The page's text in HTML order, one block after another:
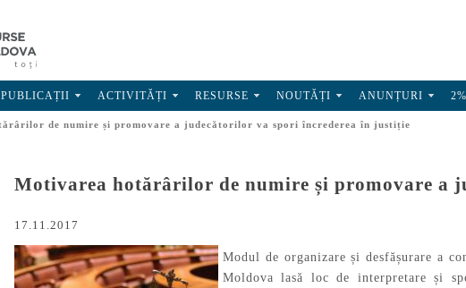
PUBLICAȚII ACTIVITĂȚI RESURSE NOUTĂȚI ANUNȚURI
de numire și promovare a judecătorilor va spori încrederea în justiție
Motivarea hotărârilor de numire și promovare a
17.11.2017
Modul de organizare și desfășurare a
Moldova lasă loc de interpretare și